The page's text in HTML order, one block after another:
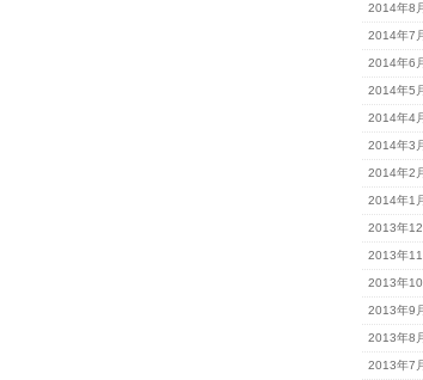
2014年8
2014年7
2014年6
2014年5
2014年4
2014年3
2014年2
2014年1
2013年12
2013年11
2013年10
2013年9
2013年8
2013年7